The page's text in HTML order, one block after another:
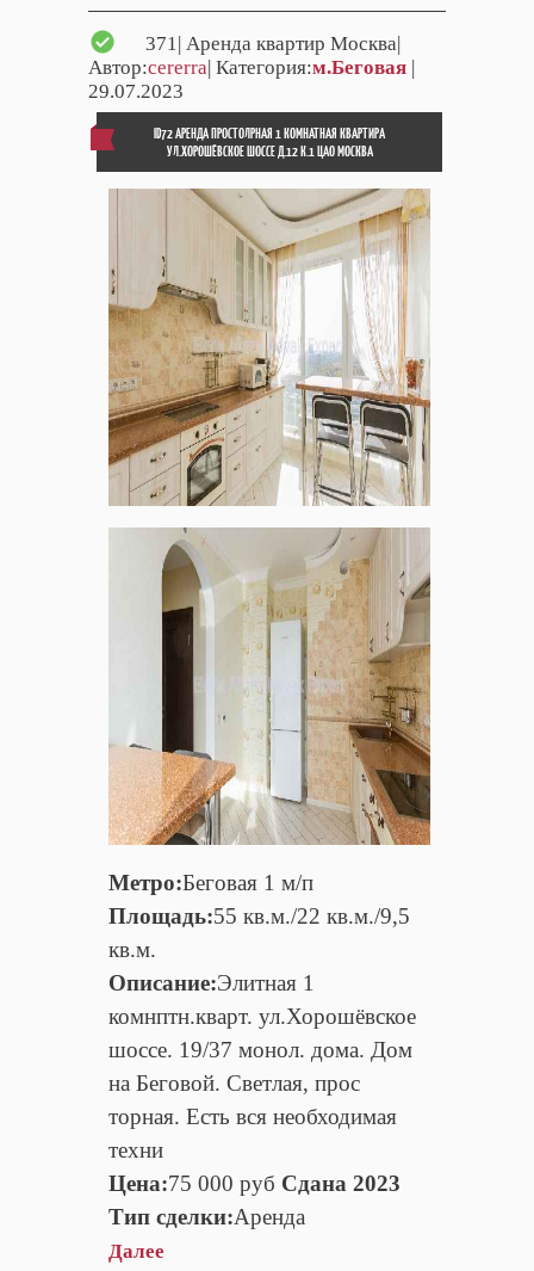
371 | Аренда квартир Москва|
Автор:cererra| Категория:м.Беговая |
29.07.2023
ID72 АРЕНДА ПРОСТОЛРНАЯ 1 КОМНАТНАЯ КВАРТИРА
УЛ.ХОРОШЁВСКОЕ ШОССЕ Д.12 К.1 ЦАО МОСКВА
Метро:Беговая 1 м/п
Площадь:55 кв.м./22 кв.м./9,5
кв.м.
Описание:Элитная 1
комнптн.кварт. ул.Хорошёвское
шоссе. 19/37 монол. дома. Дом
на Беговой. Светлая, прос
торная. Есть вся необходимая
техни
Цена:75 000 руб Сдана 2023
Тип сделки:Аренда
Далее